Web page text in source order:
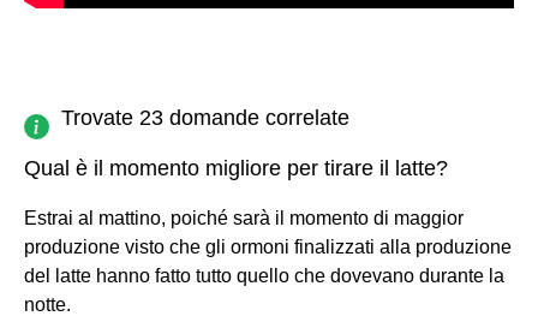
Trovate 23 domande correlate
Qual è il momento migliore per tirare il latte?
Estrai al mattino, poiché sarà il momento di maggior
produzione visto che gli ormoni finalizzati alla produzione
del latte hanno fatto tutto quello che dovevano durante la
notte.